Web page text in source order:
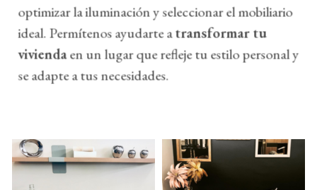
optimizar la iluminación y seleccionar el mobiliario
ideal. Permítenos ayudarte atransformar tu
viviendaen un lugar que refleje tu estilo personal y
se adapte a tus necesidades.